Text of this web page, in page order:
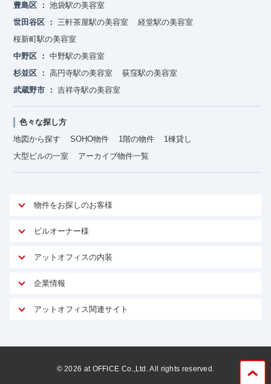
豊島区
池袋駅の美容室
世田谷区
三軒茶屋駅の美容室
経堂駅の美容室
桜新町駅の美容室
中野区
中野駅の美容室
杉並区
高円寺駅の美容室
荻窪駅の美容室
武蔵野市
吉祥寺駅の美容室
色々な探し方
地図から探す
SOHO物件 1階の物件
1棟貸し
大型ビルの一室
アーカイブ物件一覧
物件をお探しのお客様
アットオフィスが選ばれる理由
ご契約者様インタビュー
オフィスお役立ちコラム
ビルオーナー様
オーナー様向けサービス
マイソク作成
物件情報から成約賃料を予測
リノベーション
サブリース
アットオフィスの内装
サービス内容
内装に関するよくある質問
企業情報
アットオフィス関連サイト
アットレジデンス
ビルアド
©2026 at OFFICE Co.,Ltd. All rights reserved.